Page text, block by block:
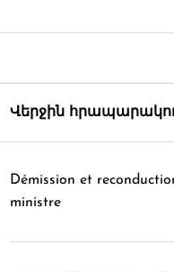
Վերջին
Démission et
ministre